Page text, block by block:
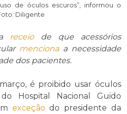
de óculos escuros”, informou o
Diligente
receiode que acessórios
mencionaa necessidade
dos pacientes.
é proibido usar óculos
Hospital Nacional Guido
exceção do presidente da